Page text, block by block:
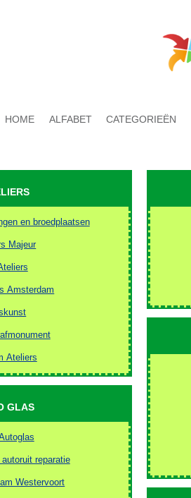
HOME ALFABET CATEGORIEËN
en broedplaatsen
Majeur
Amsterdam
Ateliers
GLAS
reparatie
Westervoort